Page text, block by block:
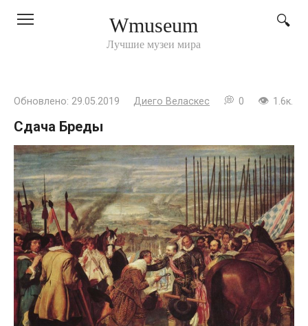
Wmuseum
Лучшие музеи мира
Обновлено: 29.05.2019 Диего Веласкес 0 1.6к.
Сдача Бреды